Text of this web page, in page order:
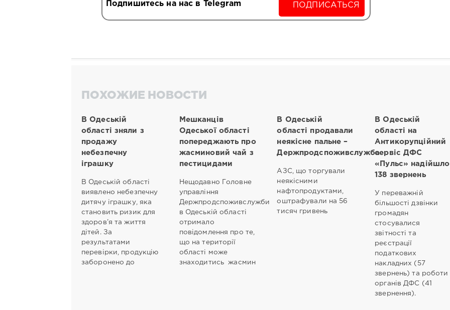
Подпишитесь на нас в Telegram ПОДПИСАТЬСЯ
ПОХОЖИЕ НОВОСТИ
В Одеській
області зняли з
продажу
небезпечну
іграшку
В Одеській області
виявлено небезпечну
дитячу іграшку, яка
становить ризик для
здоров’я та життя
дітей. За
результатами
перевірки, продукцію
заборонено до
Мешканців
Одеської області
попереджають про
жасминовий чай з
пестицидами
Нещодавно Головне
управління
Держпродспоживслужби
в Одеській області
отримало
повідомлення про те,
що на території
області може
знаходитись жасмин
В Одеській
області продавали
неякісне пальне –
Держпродспоживслужба
АЗС, що торгували
неякісними
нафтопродуктами,
оштрафували на 56
тисяч гривень
В Одеській
області на
Антикорупційний
сервіс ДФС
«Пульс» надійшло
138 звернень
У переважній
більшості дзвінки
громадян
стосувалися
звітності та
реєстрації
податкових
накладних (57
звернень) та роботи
органів ДФС (41
звернення).